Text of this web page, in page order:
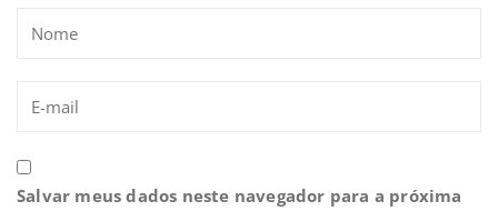
Salvar meus dados neste navegador para a próxima